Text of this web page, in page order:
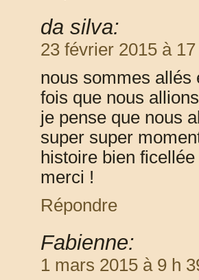
da silva:
23 février 2015 à
nous sommes allés
fois que nous
je pense que nous
super super
histoire bien
merci !
Répondre
Fabienne:
1 mars 2015 à 9 h